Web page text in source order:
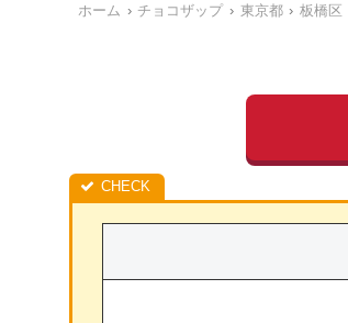
ホーム チョコザップ 東京都 板橋区